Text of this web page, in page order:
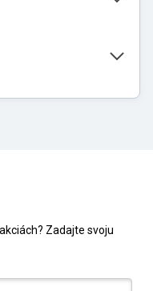
Zadajte svoju